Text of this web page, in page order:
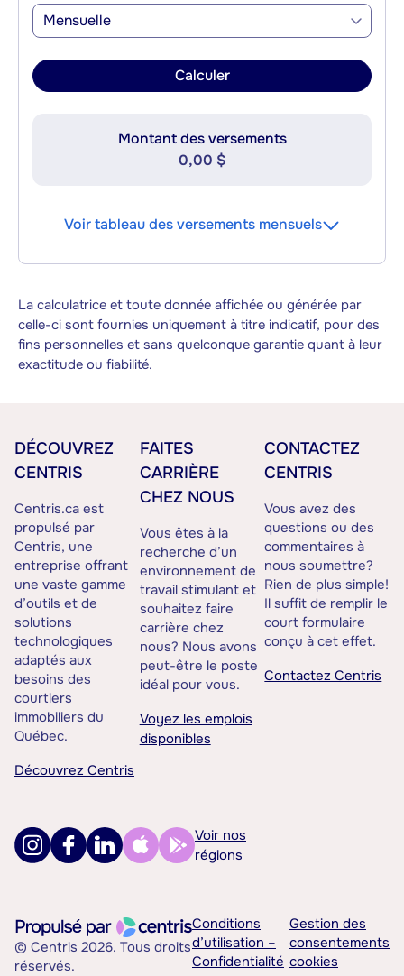
Mensuelle
Calculer
Montant des versements
0,00 $
Voir tableau des versements mensuels
La calculatrice et toute donnée affichée ou générée par
celle-ci sont fournies uniquement à titre indicatif, pour des
fins personnelles et sans quelconque garantie quant à leur
exactitude ou fiabilité.
DÉCOUVREZ
CENTRIS
Centris.ca est
propulsé par
Centris, une
entreprise offrant
une vaste gamme
d’outils et de
solutions
technologiques
adaptés aux
besoins des
courtiers
immobiliers du
Québec.
Découvrez Centris
FAITES
CARRIÈRE
CHEZ NOUS
Vous êtes à la
recherche d’un
environnement de
travail stimulant et
souhaitez faire
carrière chez
nous? Nous avons
peut-être le poste
idéal pour vous.
Voyez les emplois
disponibles
CONTACTEZ
CENTRIS
Vous avez des
questions ou des
commentaires à
nous soumettre?
Rien de plus simple!
Il suffit de remplir le
court formulaire
conçu à cet effet.
Contactez Centris
Voir nos
régions
© Centris 2026. Tous droits
réservés.
Conditions
d’utilisation –
Confidentialité
Gestion des
consentements
cookies